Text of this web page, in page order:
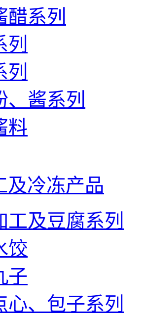
醋系列
列
列
、酱系列
料
及冷冻产品
工及豆腐系列
饺
子
心、包子系列